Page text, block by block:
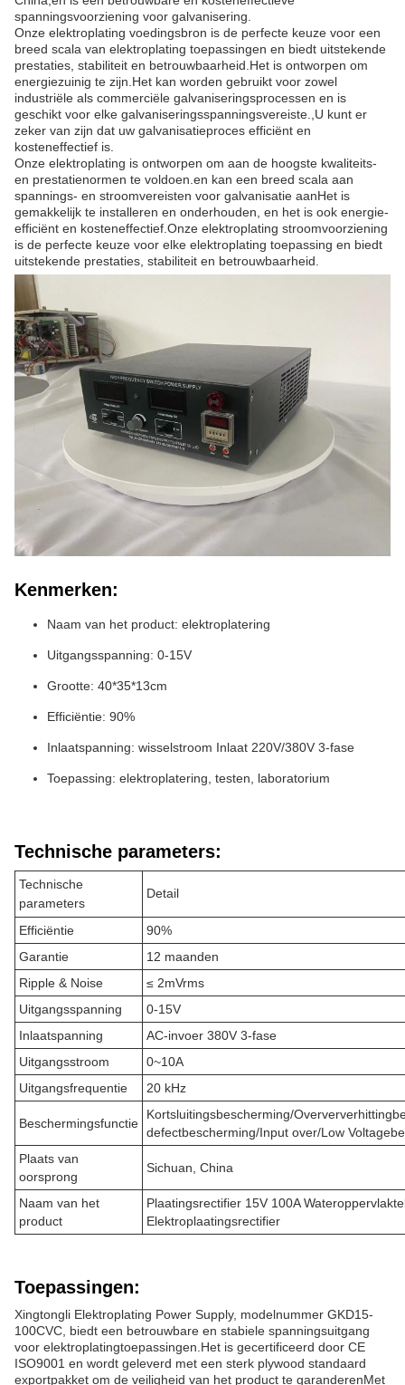
spanningsvoorziening voor galvanisering.
Onze elektroplating voedingsbron is de perfecte keuze voor een
breed scala van elektroplating toepassingen en biedt uitstekende
prestaties, stabiliteit en betrouwbaarheid.Het is ontworpen om
energiezuinig te zijn.Het kan worden gebruikt voor zowel
industriële als commerciële galvaniseringsprocessen en is
geschikt voor elke galvaniseringsspanningsvereiste.,U kunt er
zeker van zijn dat uw galvanisatieproces efficiënt en
kosteneffectief is.
Onze elektroplating is ontworpen om aan de hoogste kwaliteits-
en prestatienormen te voldoen.en kan een breed scala aan
spannings- en stroomvereisten voor galvanisatie aanHet is
gemakkelijk te installeren en onderhouden, en het is ook energie-
efficiënt en kosteneffectief.Onze elektroplating stroomvoorziening
is de perfecte keuze voor elke elektroplating toepassing en biedt
uitstekende prestaties, stabiliteit en betrouwbaarheid.
Kenmerken:
Naam van het product: elektroplatering
Uitgangsspanning: 0-15V
Grootte: 40*35*13cm
Efficiëntie: 90%
Inlaatspanning: wisselstroom Inlaat 220V/380V 3-fase
Toepassing: elektroplatering, testen, laboratorium
Technische parameters:
Technische
parameters
Detail
Efficiëntie
90%
Garantie
12 maanden
Ripple & Noise
≤ 2mVrms
Uitgangsspanning
0-15V
Inlaatspanning
AC-invoer 380V 3-fase
Uitgangsstroom
0~10A
Uitgangsfrequentie
20 kHz
Beschermingsfunctie
Kortsluitingsbescherming/
defectbescherming/Input over/Low
Plaats van
oorsprong
Sichuan, China
Naam van het
product
Plaatingsrectifier 15V 100A
Elektroplaatingsrectifier
Toepassingen:
Xingtongli Elektroplating Power Supply, modelnummer GKD15-
100CVC, biedt een betrouwbare en stabiele spanningsuitgang
voor elektroplatingtoepassingen.Het is gecertificeerd door CE
ISO9001 en wordt geleverd met een sterk plywood standaard
exportpakket om de veiligheid van het product te garanderenMet